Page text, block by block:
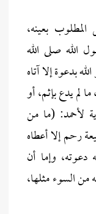
بعينه،
الله صلى الله
بدعوة إلا آتاه
لم يدع بإثم، أو
لأحمد: (ما من
رحم إلا أعطاه
وإما أن
السوء مثلها،